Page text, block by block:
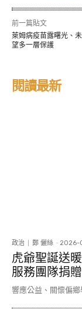
前一篇貼文
萊姆病疫苗露曙光、
望多一層保護
閱讀最新
政治 鄭 儷絲 - 2026-
虎爺聖誕送
服務團隊捐
響應公益、關懷偏